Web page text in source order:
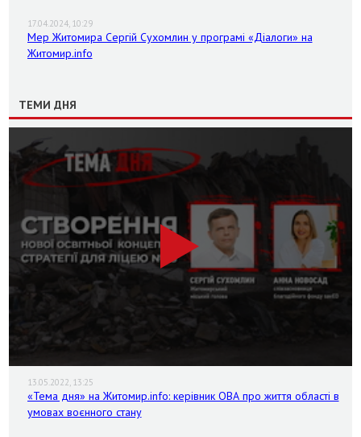
17.04.2024, 10:29
Мер Житомира Сергій Сухомлин у програмі «Діалоги» на
Житомир.info
ТЕМИ ДНЯ
13.05.2022, 13:25
«Тема дня» на Житомир.info: керівник ОВА про життя області в
умовах воєнного стану